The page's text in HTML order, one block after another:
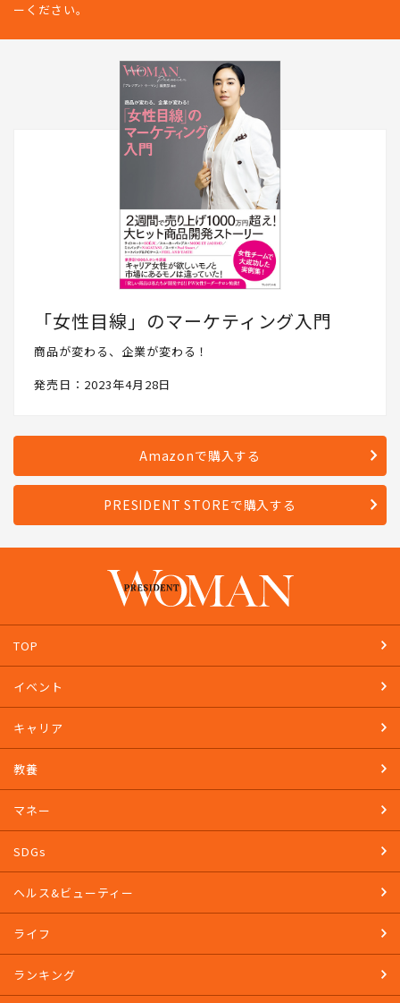
ーください。
「女性目線」のマーケティング入門
商品が変わる、企業が変わる！
発売日：2023年4月28日
Amazonで購入する
PRESIDENT STOREで購入する
TOP
イベント
キャリア
教養
マネー
SDGs
ヘルス&ビューティー
ライフ
ランキング